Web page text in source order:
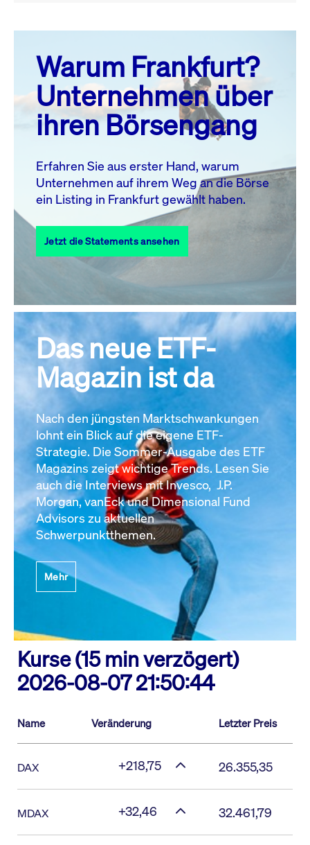
August 26
MO. DI. MI. DO. FR. SA. SO.
1
2
3
4 5 6 7 8
10 11 13 14
17
18 19 20 21 22
23
27 28
31
Alle Events
Warum Frankfurt?
Unternehmen über
ihren Börsengang
Erfahren Sie aus erster Hand, warum
Unternehmen auf ihrem Weg an die Börse
ein Listing in Frankfurt gewählt haben.
Jetzt die Statements ansehen
Das neue ETF-
Magazin ist da
Nach den jüngsten Marktschwankungen
lohnt ein Blick auf die eigene ETF-
Strategie. Die Sommer-Ausgabe des ETF
Magazins zeigt wichtige Trends. Lesen Sie
auch die Interviews mit Invesco, J.P.
Morgan, vanEck und Dimensional Fund
Advisors zu aktuellen
Schwerpunktthemen.
Mehr
Kurse (15 min verzögert)
2026-08-07 21:50:44
Name Veränderung Letzter Preis
DAX +218,75 26.355,35
MDAX +32,46 32.461,79